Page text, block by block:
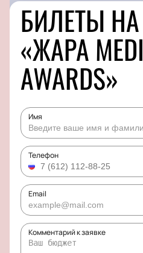
БИЛЕТЫ
«ЖАРА
AWARDS»
Имя
Телефон
Email
Комментарий к заявке